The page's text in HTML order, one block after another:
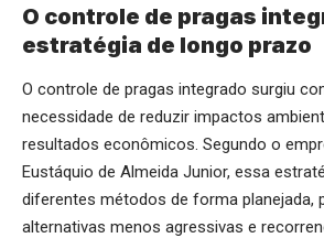
O controle de pragas
estratégia de longo prazo
O controle de pragas integrado surgiu
necessidade de reduzir impactos
resultados econômicos. Segundo o
Eustáquio de Almeida Junior, essa
diferentes métodos de forma planejada,
alternativas menos agressivas e